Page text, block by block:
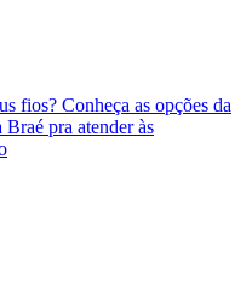
fios? Conheça as opções da
pra atender às